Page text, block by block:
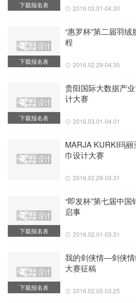
下载报名表 2016.03.01-04.30
下载报名表
“惠罗杯”第二届羽
程
2016.02.29-04.30
下载报名表
贵阳国际大数据产
计大赛
2016.03.01-04.01
MARJA KURKI玛
巾设计大赛
2016.02.29-03.31
下载报名表
“即发杯”第七届中
启事
2016.02.01-03.31
下载报名表
我的剑侠情—剑侠
大赛征稿
2016.02.05-03.25